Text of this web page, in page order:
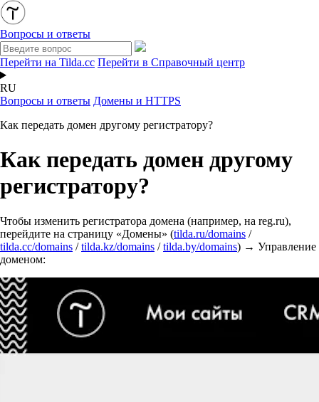
Вопросы и ответы
Перейти на Tilda.cc Перейти в Справочный центр
RU
Вопросы и ответы Домены и HTTPS
Как передать домен другому регистратору?
Как передать домен другому
регистратору?
Чтобы изменить регистратора домена (например, на reg.ru),
перейдите на страницу «Домены» (tilda.ru/domains /
tilda.cc/domains /tilda.kz/domains /tilda.by/domains) → Управление
доменом: